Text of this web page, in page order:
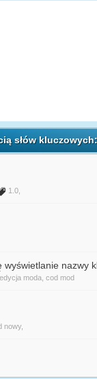
słów
1.0
wyświetlanie nazwy
edycja moda ,cod mod
nowy,